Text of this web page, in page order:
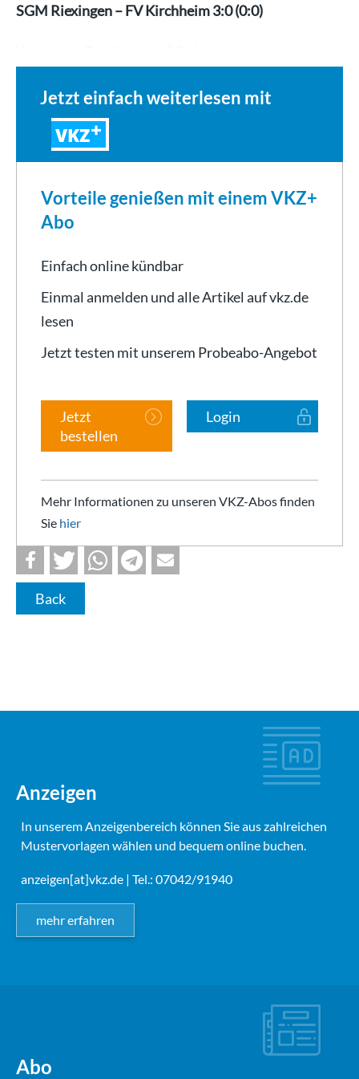
SGM Riexingen – FV Kirchheim 3:0 (0:0)
Jetzt einfach weiterlesen mit
VKZ
Vorteile genießen mit einem VKZ+
Abo
Einfach online kündbar
Einmal anmelden und alle Artikel auf vkz.de
lesen
Jetzt testen mit unserem Probeabo-Angebot
Jetzt
bestellen
Login
Mehr Informationen zu unseren VKZ-Abos finden
Sie hier
Back
Anzeigen
In unserem Anzeigenbereich können Sie aus zahlreichen
Mustervorlagen wählen und bequem online buchen.
anzeigen[at]vkz.de | Tel.: 07042/91940
mehr erfahren
Abo